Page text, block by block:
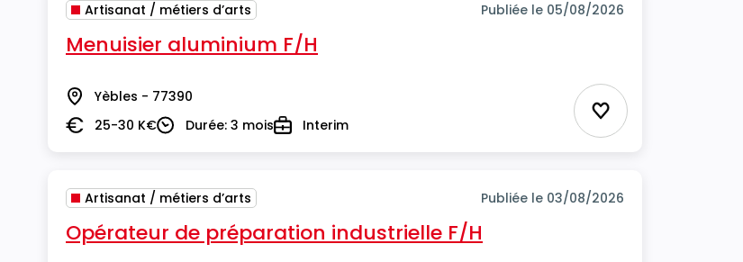
/ métiers d’arts
Artisanat / métiers d’arts Publiée le 05/08/2026
Menuisier aluminium F/H
Lieu Yèbles - 77390
Salaire25-30 K€DuréeDurée: 3 moisTypeInterim Ajouter aux
Artisanat / métiers d’arts Publiée le 03/08/2026
Opérateur de préparation industrielle F/H